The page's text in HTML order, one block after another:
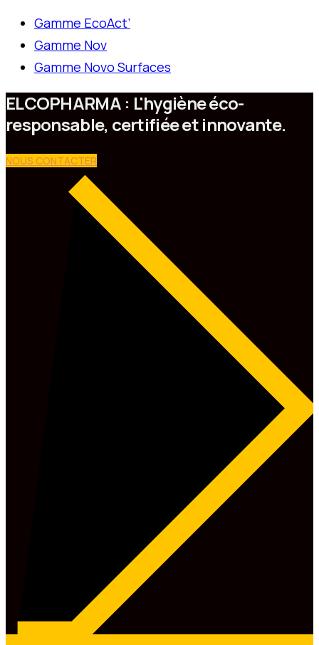
Gamme EcoAct’
Gamme Nov
Gamme Novo Surfaces
ELCOPHARMA : L'hygiène éco-
responsable, certifiée et innovante.
NOUS CONTACTER